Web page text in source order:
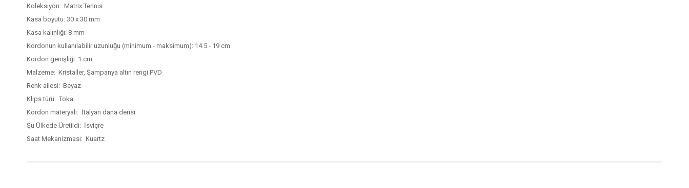
Koleksiyon: Matrix Tennis
Kasa boyutu: 30 x 30 mm
Kasa kalınlığı: 8 mm
Kordonun kullanılabilir uzunluğu (minimum - maksimum): 14.5 - 19 cm
Kordon genişliği: 1 cm
Malzeme: Kristaller, Şampanya altın rengi PVD
Renk ailesi: Beyaz
Klips türü: Toka
Kordon materyali: İtalyan dana derisi
Şu Ülkede Üretildi: İsviçre
Saat Mekanizması: Kuartz